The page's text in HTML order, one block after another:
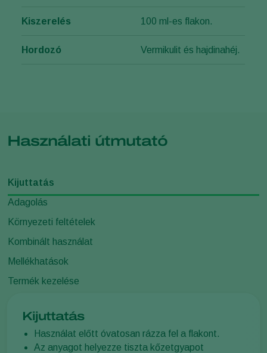
Kiszerelés 100 ml-es flakon.
Hordozó Vermikulit és hajdinahéj.
Használati útmutató
Kijuttatás
Adagolás
Környezeti feltételek
Kombinált használat
Mellékhatások
Termék kezelése
Kijuttatás
Használat előtt óvatosan rázza fel a flakont.
Az anyagot helyezze tiszta kőzetgyapot